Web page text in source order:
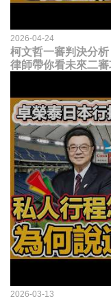
2026-04-24
柯文哲一審判決分
律師帶你看未來二審
2026-03-13